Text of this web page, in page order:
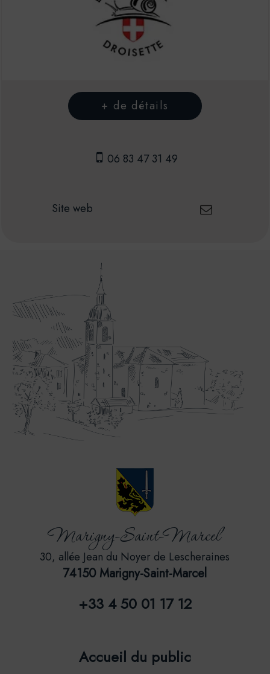
06 83 47 31 49
Marigny-Saint-Marcel
30, allée Jean du Noyer de Lescheraines
74150 Marigny-Saint-Marcel
+33 4 50 01 17 12
Accueil du public